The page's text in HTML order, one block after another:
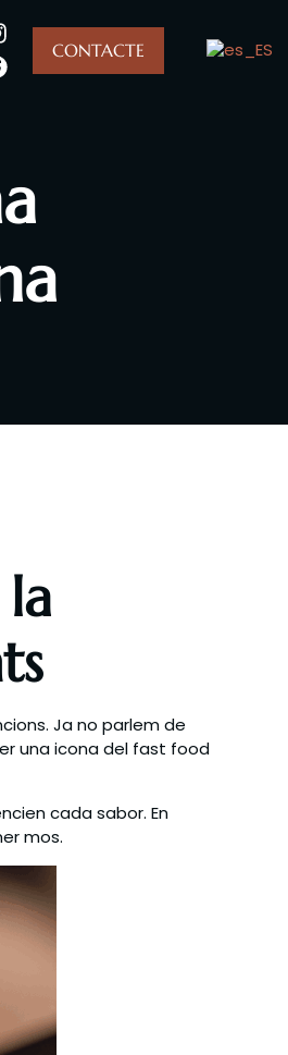
CONTACTE
Ja no parlem de
una icona del fast food
cada sabor. En
mos.